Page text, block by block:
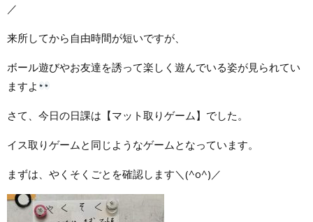
／
来所してから自由時間が短いですが、
ボール遊びやお友達を誘って楽しく遊んでいる姿が見られてい
ますよ
さて、今日の日課は【マット取りゲーム】でした。
イス取りゲームと同じようなゲームとなっています。
まずは、やくそくごとを確認します＼(^o^)／